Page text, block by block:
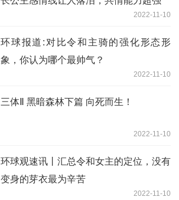
2022-11-10
环球报道:对比令和主骑的强化形态形
象，你认为哪个最帅气？
2022-11-10
三体Ⅱ 黑暗森林下篇 向死而生！
2022-11-10
环球观速讯丨汇总令和女主的定位，没有
变身的芽衣最为辛苦
2022-11-10